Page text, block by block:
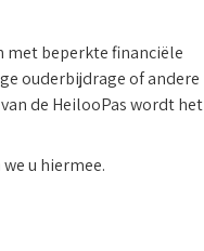
met beperkte financiële
ouderbijdrage of andere
de HeilooPas wordt het
u hiermee.